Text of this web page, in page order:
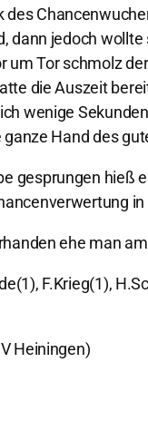
dann jedoch
Tor schmolz
die Auszeit
wenige
Hand des
gesprungen hieß
ehe man
F.Krieg(1),
Heiningen)